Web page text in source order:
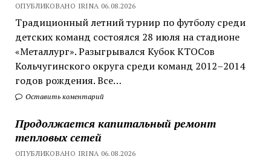
ОПУБЛИКОВАНО IRINA 06.08.2026
Традиционный летний турнир по футболу среди
детских команд состоялся 28 июля на стадионе
«Металлург». Разыгрывался Кубок КТОСов
Кольчугинского округа среди команд 2012–2014
годов рождения. Все…
Оставить коментарий
Продолжается капитальный ремонт
тепловых сетей
ОПУБЛИКОВАНО IRINA 06.08.2026